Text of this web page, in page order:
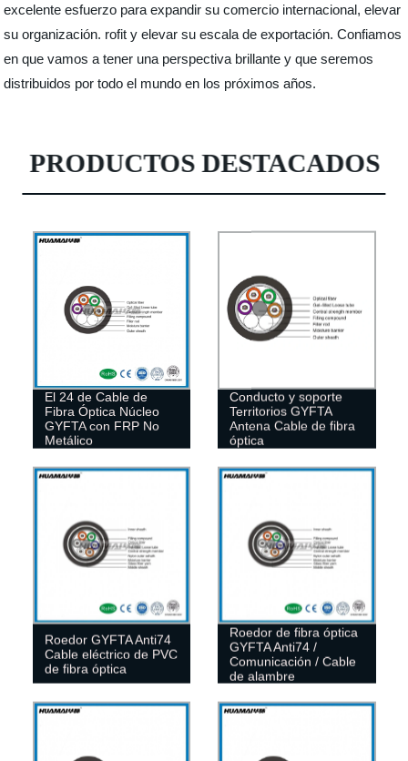
excelente esfuerzo para expandir su comercio internacional, elevar
su organización. rofit y elevar su escala de exportación. Confiamos
en que vamos a tener una perspectiva brillante y que seremos
distribuidos por todo el mundo en los próximos años.
PRODUCTOS DESTACADOS
El 24 de Cable de
Fibra Óptica Núcleo
GYFTA con FRP No
Metálico
Conducto y soporte
Territorios GYFTA
Antena Cable de fibra
óptica
Roedor GYFTA Anti74
Cable eléctrico de PVC
de fibra óptica
Roedor de fibra óptica
GYFTA Anti74 /
Comunicación / Cable
de alambre